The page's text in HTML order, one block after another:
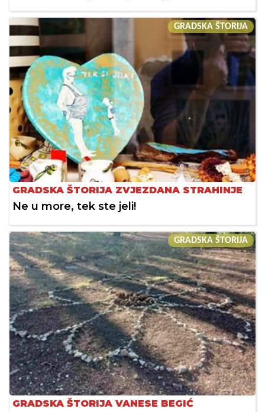
GRADSKA ŠTORIJA
GRADSKA ŠTORIJA ZVJEZDANA STRAHINJE
Ne u more, tek ste jeli!
GRADSKA ŠTORIJA
GRADSKA ŠTORIJA VANESE BEGIĆ